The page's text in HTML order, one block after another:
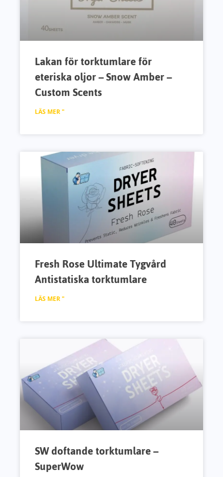
Lakan för torktumlare för
eteriska oljor – Snow Amber –
Custom Scents
LÄS MER "
Fresh Rose Ultimate Tygvård
Antistatiska torktumlare
LÄS MER "
SW doftande torktumlare –
SuperWow